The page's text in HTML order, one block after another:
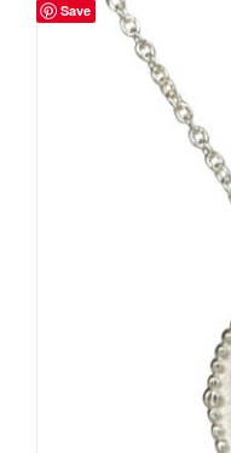
Save